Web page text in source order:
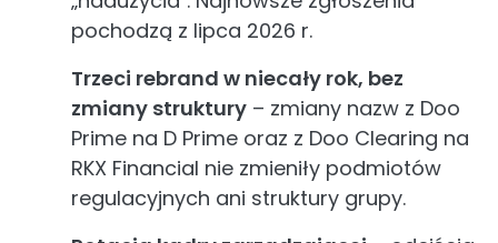
pochodzą z lipca 2026 r.
Trzeci rebrand w niecały rok, bez
zmiany struktury – zmiany nazw z Doo
Prime na D Prime oraz z Doo Clearing na
RKX Financial nie zmieniły podmiotów
regulacyjnych ani struktury grupy.